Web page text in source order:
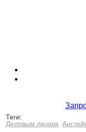
Теги:
Деловым людям